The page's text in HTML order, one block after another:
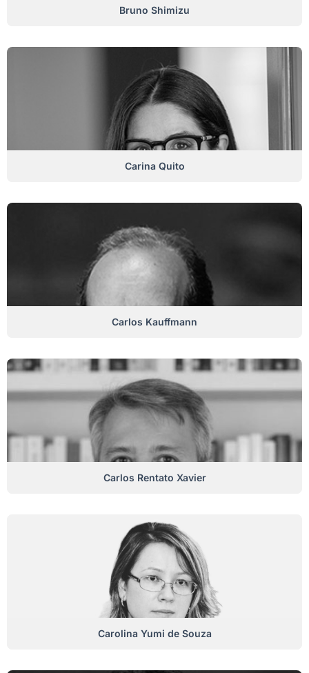
Bruno Shimizu
Carina Quito
Carlos Kauffmann
Carlos Rentato Xavier
Carolina Yumi de Souza